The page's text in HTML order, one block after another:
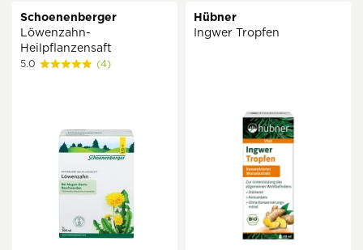
Schoenenberger
Löwenzahn-
Heilpflanzensaft
5.0 (4)
Hübner
Ingwer Tropfen